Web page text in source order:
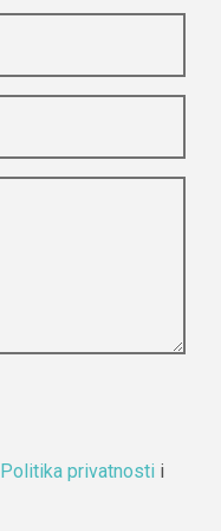
Politika privatnosti i